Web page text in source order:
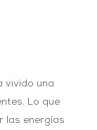
vivido una
Lo que
las energías